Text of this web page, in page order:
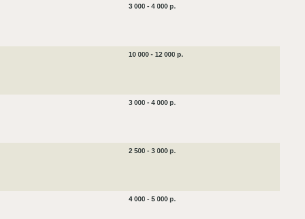
3 000 - 4 000 р.
10 000 - 12 000 р.
3 000 - 4 000 р.
2 500 - 3 000 р.
4 000 - 5 000 р.